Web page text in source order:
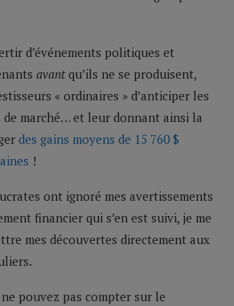
d’événements politiques et
avant qu’ils ne se produisent,
« ordinaires » d’anticiper les
de marché… et leur donnant ainsi la
des gains moyens de 15 760 $
!
ont ignoré mes avertissements
financier qui s’en est suivi, je me
mes découvertes directement aux
pouvez pas compter sur le